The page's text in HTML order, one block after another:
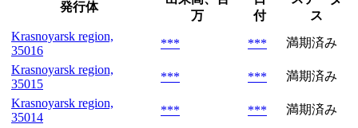
発行体
万
付
ス
Krasnoyarsk region,
35016
*** ***
満期済み
Krasnoyarsk region,
35015
*** ***
満期済み
Krasnoyarsk region,
35014
*** ***
満期済み